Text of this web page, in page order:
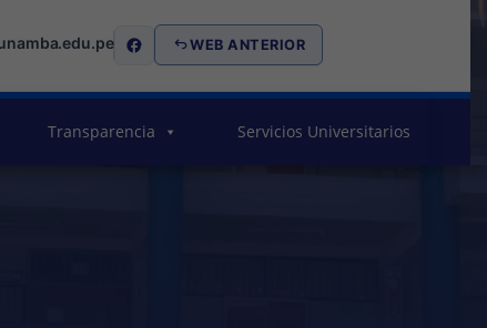
WEB ANTERIOR
Transparencia Servicios Universitarios